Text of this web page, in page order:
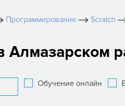
Программирование Scratch
Алмазарском
Обучение онлайн